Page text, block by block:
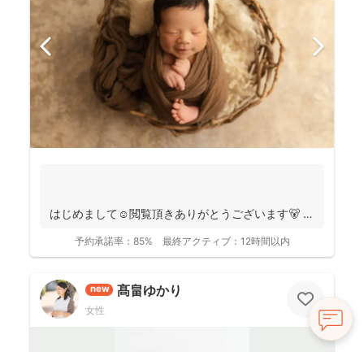
はじめまして☺️閲覧頂きありがとうございます🐻
予約承諾率： 85% 最終アクティブ： 12時間以内
new 髙畠ゆかり
女性